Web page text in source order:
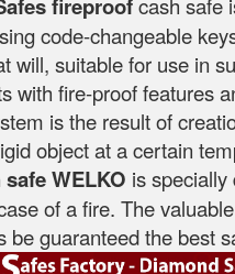
code-changeable
will, suitable for use in
with fire-proof features
is the result of
object at a certain
WELKO is specially
of a fire. The
be guaranteed the best